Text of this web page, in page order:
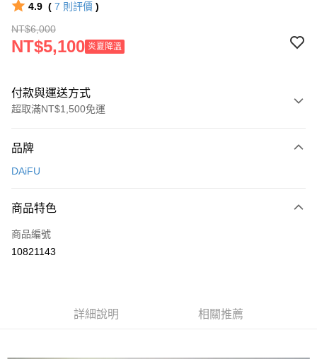
4.9 ( 7 則評價 )
NT$6,000
NT$5,100 炎夏降溫
付款與運送方式
超取滿NT$1,500免運
信用卡一次付款
LINE Pay
Apple Pay
品牌
DAiFU
商品特色
商品編號
10821143
詳細說明 相關推薦